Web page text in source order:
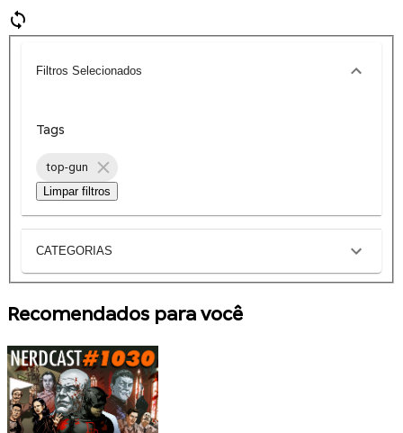
Filtros Selecionados
Tags
top-gun
Limpar filtros
CATEGORIAS
Recomendados para você